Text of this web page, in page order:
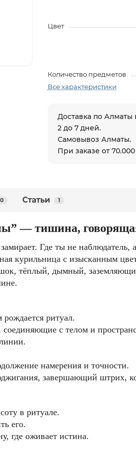
Цвет
Количество предметов
Все характеристики
Доставка по Алматы
2 до 7 дней.
Самовывоз Алматы.
При заказе от
0 Статьи 1
— тишина,
Где ты не наблюдатель,
курильница с изысканным
тёплый, дымный,
ритуал.
соединяющие с телом и
намерения и точности.
завершающий штрих,
в ритуале.
его.
где оживает истина.